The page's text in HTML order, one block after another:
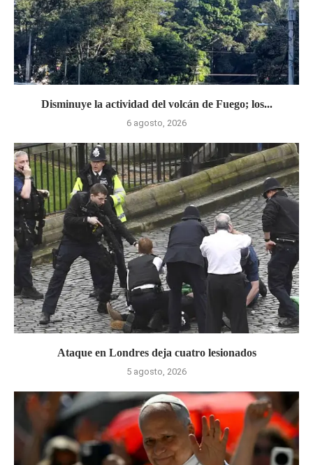
Disminuye la actividad del volcán de Fuego; los...
6 agosto, 2026
Ataque en Londres deja cuatro lesionados
5 agosto, 2026